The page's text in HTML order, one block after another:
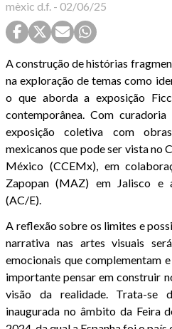
mèxic d.f. - 02/06/25
A construção de histórias
na exploração de temas como
o que aborda a exposição
contemporânea. Com
exposição coletiva com
mexicanos que pode ser vista no
México (CCEMx), em
Zapopan (MAZ) em Jalisco e
(AC/E).
A reflexão sobre os limites e
narrativa nas artes visuais
emocionais que complementam
importante pensar em construir
visão da realidade. Trata-se
inaugurada no âmbito da Feira